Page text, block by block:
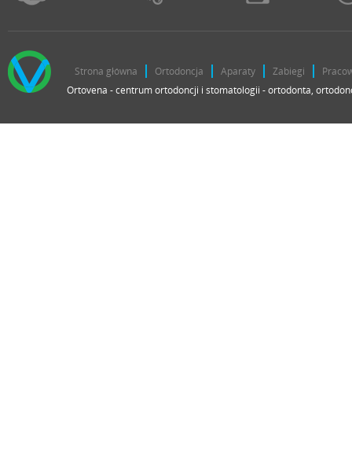
Strona główna Ortodoncja Aparaty Zabiegi
Ortovena - centrum ortodoncji i stomatologii - ortodonta,